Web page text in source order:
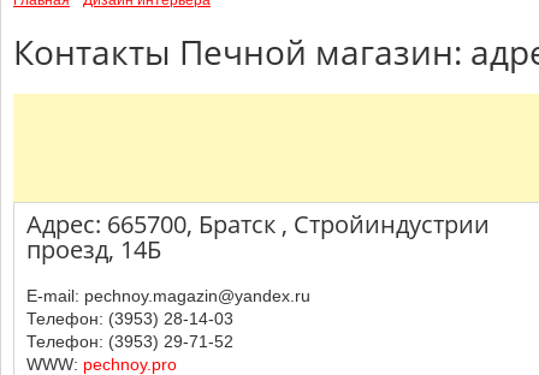
Контакты Печной магазин:
Адрес: 665700, Братск , Стройиндустрии
проезд, 14Б
E-mail: pechnoy.magazin@yandex.ru
Телефон: (3953) 28-14-03
Телефон: (3953) 29-71-52
WWW: pechnoy.pro